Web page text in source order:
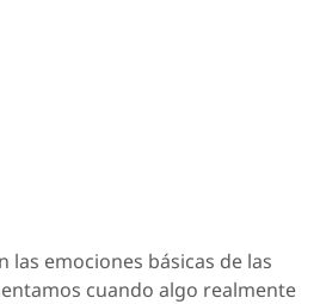
las emociones básicas de las
cuando algo realmente